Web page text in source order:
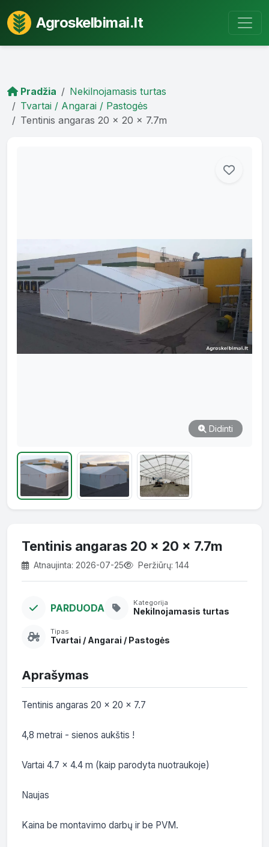
Agroskelbimai.lt
Pradžia
Nekilnojamasis turtas
Tvartai / Angarai / Pastogės
Tentinis angaras 20 x 20 x 7.7m
Didinti
Tentinis angaras 20 x 20 x 7.7m
Atnaujinta: 2026-07-25 Peržiūrų: 144
PARDUODA Kategorija
Nekilnojamasis turtas
Tipas
Tvartai / Angarai / Pastogės
Aprašymas
Tentinis angaras 20 x 20 x 7.7
4,8 metrai - sienos aukštis !
Vartai 4.7 x 4.4 m (kaip parodyta nuotraukoje)
Naujas
Kaina be montavimo darbų ir be PVM.